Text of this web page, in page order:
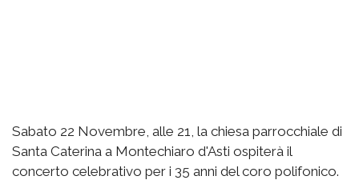
Sabato 22 Novembre, alle 21, la chiesa parrocchiale di
Santa Caterina a Montechiaro d'Asti ospiterà il
concerto celebrativo per i 35 anni del coro polifonico.